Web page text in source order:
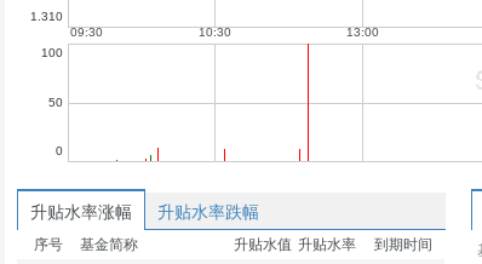
升贴水率涨幅 升贴水率跌幅
序号 基金简称 升贴水值 升贴水率
到期时间